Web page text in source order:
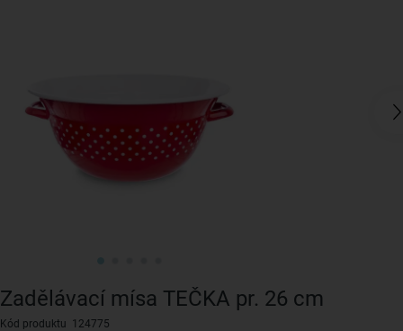
Zadělávací mísa TEČKA pr. 26 cm
Kód produktu 124775